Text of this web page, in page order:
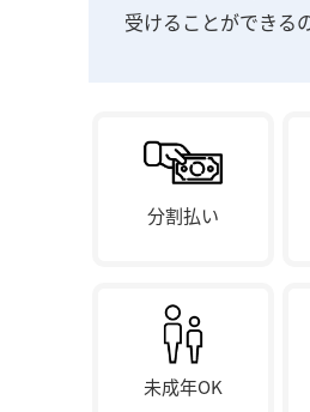
受けることができる
分割払い
未成年OK